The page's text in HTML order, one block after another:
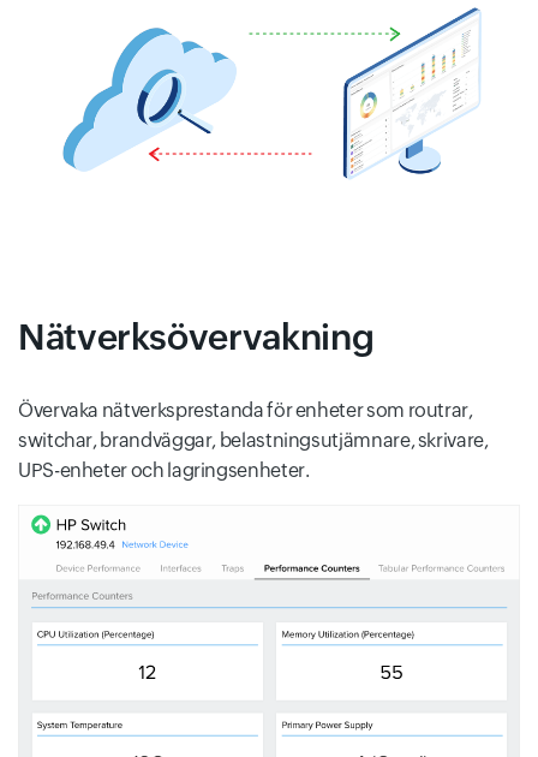
Nätverksövervakning
Övervaka nätverksprestanda för enheter som routrar,
switchar, brandväggar, belastningsutjämnare, skrivare,
UPS-enheter och lagringsenheter.